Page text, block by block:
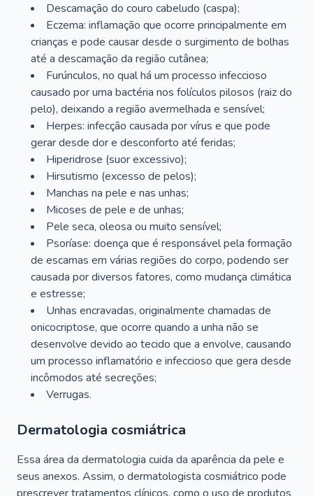
Descamação do couro cabeludo (caspa);
Eczema: inflamação que ocorre principalmente em
crianças e pode causar desde o surgimento de bolhas
até a descamação da região cutânea;
Furúnculos, no qual há um processo infeccioso
causado por uma bactéria nos folículos pilosos (raiz do
pelo), deixando a região avermelhada e sensível;
Herpes: infecção causada por vírus e que pode
gerar desde dor e desconforto até feridas;
Hiperidrose (suor excessivo);
Hirsutismo (excesso de pelos);
Manchas na pele e nas unhas;
Micoses de pele e de unhas;
Pele seca, oleosa ou muito sensível;
Psoríase: doença que é responsável pela formação
de escamas em várias regiões do corpo, podendo ser
causada por diversos fatores, como mudança climática
e estresse;
Unhas encravadas, originalmente chamadas de
onicocriptose, que ocorre quando a unha não se
desenvolve devido ao tecido que a envolve, causando
um processo inflamatório e infeccioso que gera desde
incômodos até secreções;
Verrugas.
Dermatologia cosmiátrica
Essa área da dermatologia cuida da aparência da pele e
seus anexos. Assim, o dermatologista cosmiátrico pode